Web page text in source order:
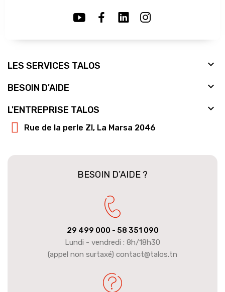
LES SERVICES TALOS 
BESOIN D'AIDE 
L'ENTREPRISE TALOS 
Rue de la perle ZI, La Marsa 2046
BESOIN D’AIDE ?
29 499 000 - 58 351 090
Lundi - vendredi : 8h/18h30
(appel non surtaxé) contact@talos.tn